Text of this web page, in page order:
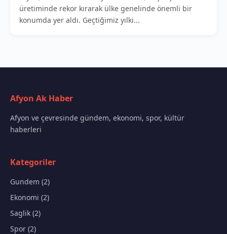
üretiminde rekor kırarak ülke genelinde önemli bir
konumda yer aldı. Geçtiğimiz yılki...
Afyon Ak Haber
Afyon ve çevresinde gündem, ekonomi, spor, kültür
haberleri
Kategoriler
Gundem (2)
Ekonomi (2)
Saglik (2)
Spor (2)